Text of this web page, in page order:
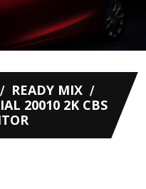
READY MIX
20010 2K CBS